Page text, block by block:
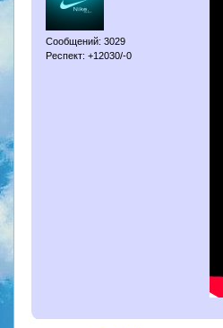
Сообщений: 3029
Респект: +12030/-0